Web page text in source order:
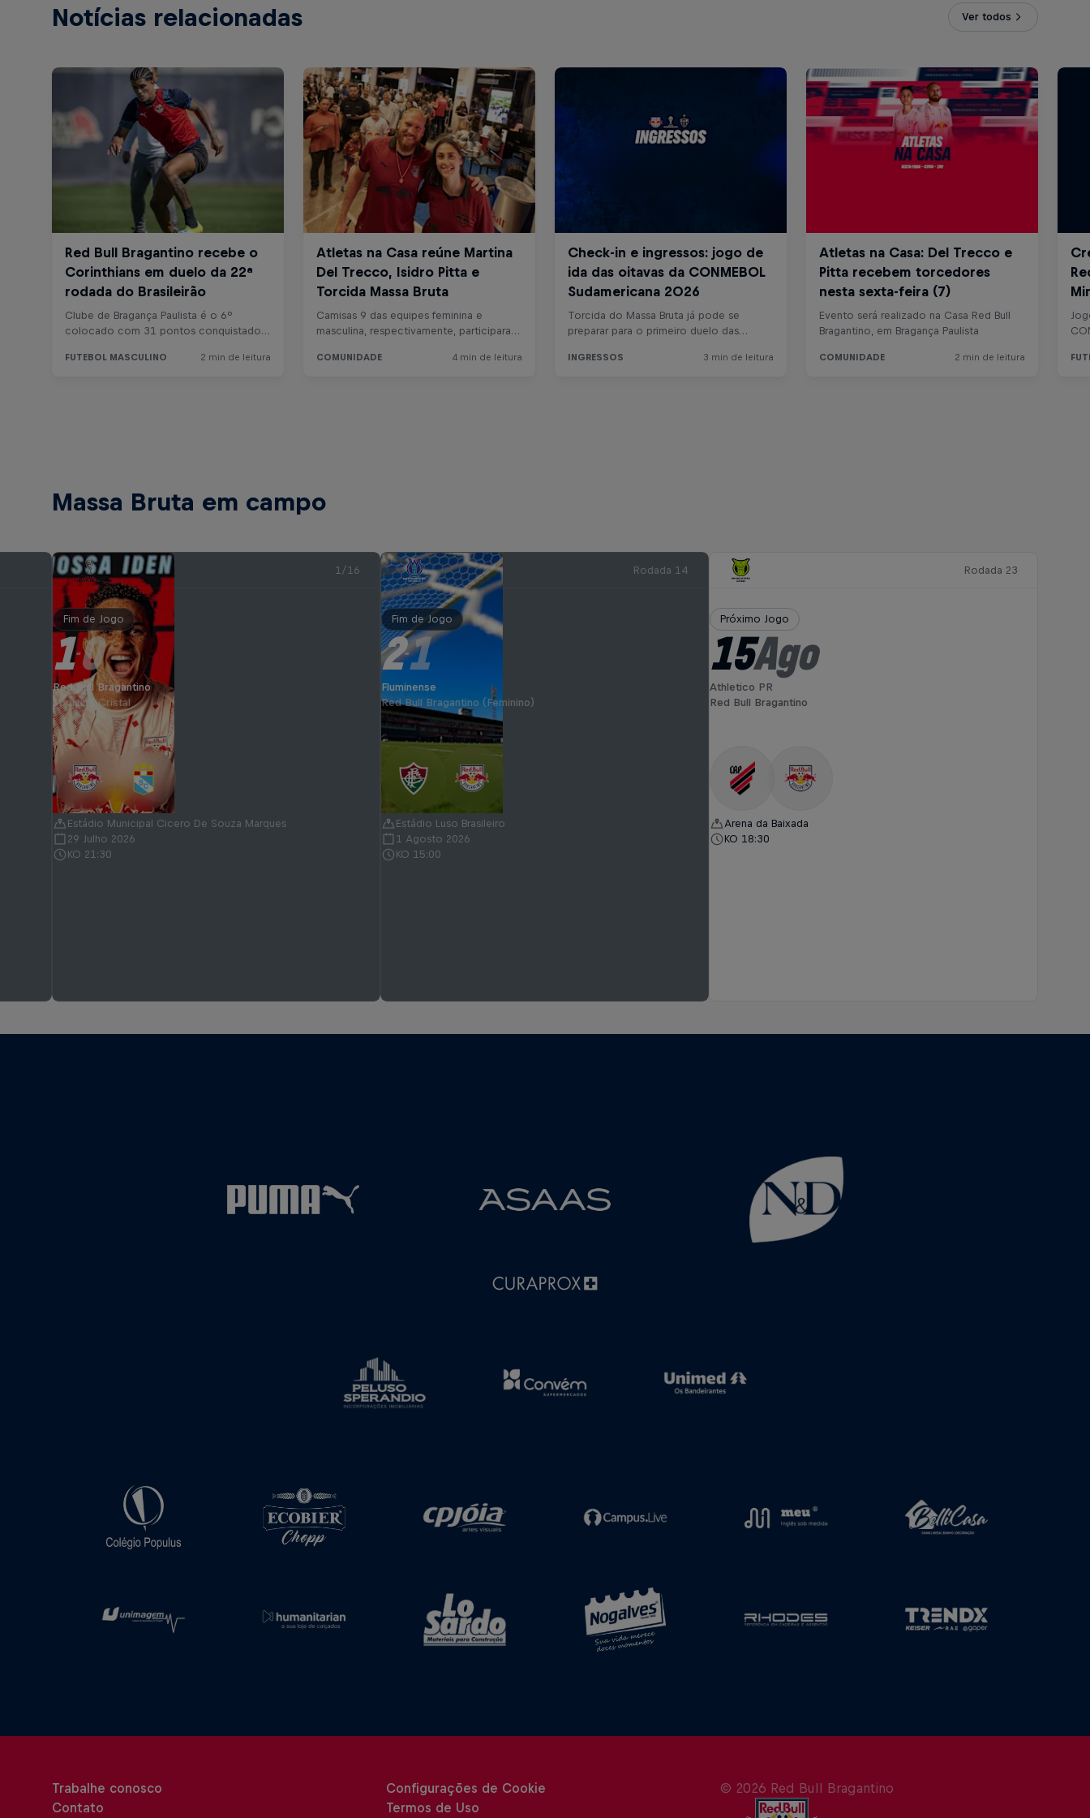
Notícias relacionadas Ver todos
Massa Bruta em campo
1/16
Fim de Jogo
1-0
Red Bull Bragantino
Sporting Cristal
Estádio Municipal Cicero De Souza Marques
29 Julho 2026
KO 21:30
Rodada 14
Fim de Jogo
2-1
Fluminense
Red Bull Bragantino (Feminino)
Estádio Luso Brasileiro
1 Agosto 2026
KO 15:00
Rodada 23
Próximo Jogo
15Ago
Athletico PR
Red Bull Bragantino
Arena da Baixada
KO 18:30